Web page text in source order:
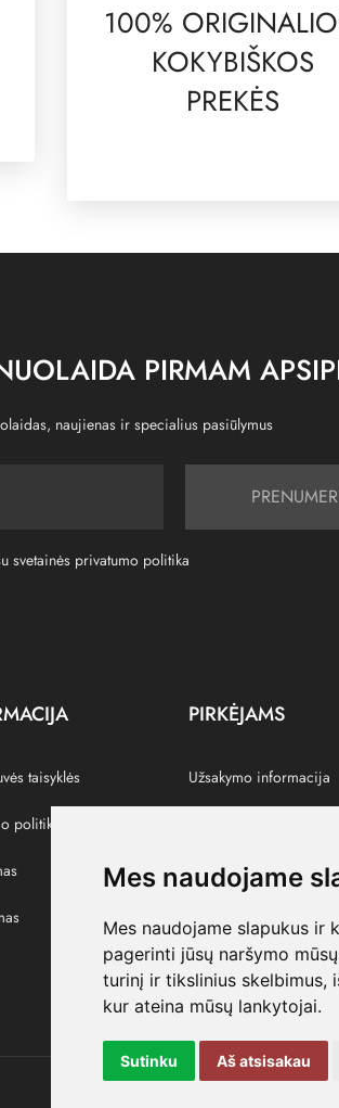
Mes naudojame
Mes naudojame slapukus ir
pagerinti jūsų naršymo
turinį ir tikslinius skelbimus,
kur ateina mūsų lankytojai.
Sutinku Aš atsisakau
100%
KOKYBIŠKOS
PREKĖS
PIRMAM
naujienas ir specialius pasiūlymus
svetainės privatumo politika
taisyklės
politika
PIRKĖJAMS
Užsakymo informacija
Paskyra
Pamėgtos prekės